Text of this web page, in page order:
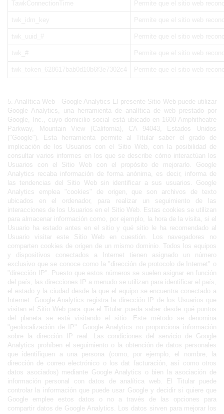
5. Analítica Web - Google Analytics El presente Sitio Web puede utilizar
Google Analytics, una herramienta de analítica de web prestado por
Google, Inc., cuyo domicilio social está ubicado en 1600 Amphitheatre
Parkway, Mountain View (California), CA 94043, Estados Unidos
("Google"). Esta herramienta permite al Titular saber el grado de
implicación de los Usuarios con el Sitio Web, con la posibilidad de
consultar varios informes en los que se describe cómo interactúan los
Usuarios con el Sitio Web con el propósito de mejorarlo. Google
Analytics recaba información de forma anónima, es decir, informa de
las tendencias del Sitio Web sin identificar a sus usuarios. Google
Analytics emplea "cookies" de origen, que son archivos de texto
ubicados en el ordenador, para realizar un seguimiento de las
interacciones de los Usuarios en el Sitio Web. Estas cookies se utilizan
para almacenar información como, por ejemplo, la hora de la visita, si el
Usuario ha estado antes en el sitio y qué sitio le ha recomendado al
Usuario visitar este Sitio Web en cuestión. Los navegadores no
comparten cookies de origen de un mismo dominio. Todos los equipos
y dispositivos conectados a Internet tienen asignado un número
exclusivo que se conoce como la "dirección de protocolo de Internet" o
"dirección IP". Puesto que estos números se suelen asignar en función
del país, las direcciones IP a menudo se utilizan para identificar el país,
el estado y la ciudad desde la que el equipo se encuentra conectado a
Internet. Google Analytics registra la dirección IP de los Usuarios que
visitan el Sitio Web para que el Titular pueda saber desde qué puntos
del planeta se está visitando el sitio. Este método se denomina
"geolocalización de IP". Google Analytics no proporciona información
sobre la dirección IP real. Las condiciones del servicio de Google
Analytics prohíben el seguimiento o la obtención de datos personales
que identifiquen a una persona (como, por ejemplo, el nombre, la
dirección de correo electrónico o los dat facturación, así como otros
datos asociados) mediante Google Analytics o bien la asociación de
información personal con datos de analítica web. El Titular puede
controlar la información que puede usar Google y decidir si quiere que
Google emplee estos datos o no a través de las opciones para
compartir datos de Google Analytics. Los datos sirven para mejorar los